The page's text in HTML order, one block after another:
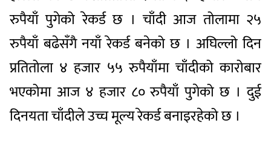
रुपैयाँ पुगेको रेकर्ड छ । चाँदी आज तोलामा २५
रुपैयाँ बढेसँगै नयाँ रेकर्ड बनेको छ । अघिल्लो दिन
प्रतितोला ४ हजार ५५ रुपैयाँमा चाँदीको कारोबार
भएकोमा आज ४ हजार ८० रुपैयाँ पुगेको छ । दुई
दिनयता चाँदीले उच्च मूल्य रेकर्ड बनाइरहेको छ ।